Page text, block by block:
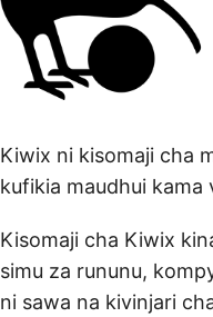
Kiwix ni kisomaji cha
kufikia maudhui kama
Kisomaji cha Kiwix
simu za rununu,
ni sawa na kivinjari